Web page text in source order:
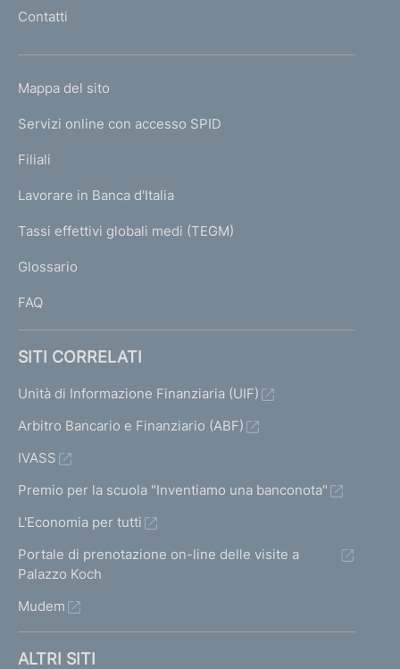
'
m
e
a
g
Contatti
L
N
K
T
I
I
Mappa del sito
Servizi online con accesso SPID
Filiali
Lavorare in Banca d'Italia
Tassi effettivi globali medi (TEGM)
Glossario
FAQ
SITI CORRELATI
Unità di Informazione Finanziaria (UIF)
Arbitro Bancario e Finanziario (ABF)
IVASS
Premio per la scuola "Inventiamo una banconota"
L'Economia per tutti
Portale di prenotazione on-line delle visite a
Palazzo Koch
Mudem
ALTRI SITI